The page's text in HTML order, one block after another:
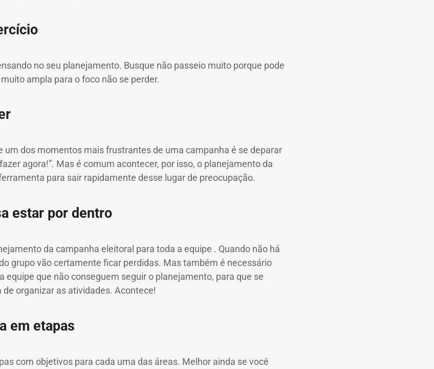
no seu planejamento. Busque não passeio muito porque pode
ampla para o foco não se perder.
um dos momentos mais frustrantes de uma campanha é se deparar
agora!”. Mas é comum acontecer, por isso, o planejamento da
para sair rapidamente desse lugar de preocupação.
estar por dentro
da campanha eleitoral para toda a equipe . Quando não há
grupo vão certamente ficar perdidas. Mas também é necessário
equipe que não conseguem seguir o planejamento, para que se
organizar as atividades. Acontece!
em etapas
com objetivos para cada uma das áreas. Melhor ainda se você